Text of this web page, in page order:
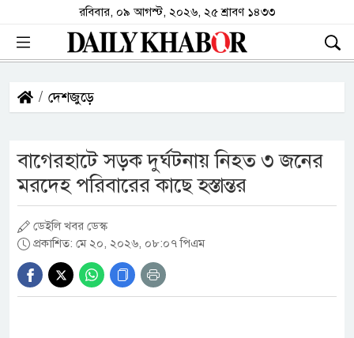
রবিবার, ০৯ আগস্ট, ২০২৬, ২৫ শ্রাবণ ১৪৩৩
দেশজুড়ে
বাগেরহাটে সড়ক দুর্ঘটনায় নিহত ৩ জনের
মরদেহ পরিবারের কাছে হস্তান্তর
ডেইলি খবর ডেস্ক
প্রকাশিত: মে ২০, ২০২৬, ০৮:০৭ পিএম